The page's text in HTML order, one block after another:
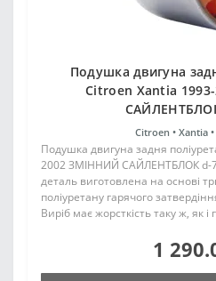
Подушка двигуна
Citroen Xantia
Citroen • Xantia •
Подушка двигуна задня
2002 ЗМІННИЙ САЙЛЕНТБЛОК d-
деталь виготовлена на основі
поліуретану гарячого
Виріб має жорсткість таку ж, як і
1